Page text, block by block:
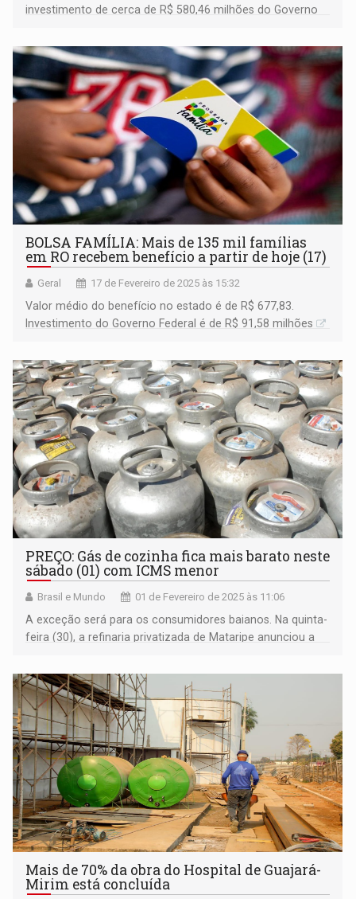
investimento de cerca de R$ 580,46 milhões do Governo
mês
BOLSA FAMÍLIA: Mais de 135 mil famílias
em RO recebem benefício a partir de hoje (17)
Geral 17 de Fevereiro de 2025 às 15:32
Valor médio do benefício no estado é de R$ 677,83.
Investimento do Governo Federal é de R$ 91,58 milhões
PREÇO: Gás de cozinha fica mais barato neste
sábado (01) com ICMS menor
Brasil e Mundo 01 de Fevereiro de 2025 às 11:06
A exceção será para os consumidores baianos. Na quinta-
feira (30), a refinaria privatizada de Mataripe anunciou a
Mais de 70% da obra do Hospital de Guajará-
Mirim está concluída